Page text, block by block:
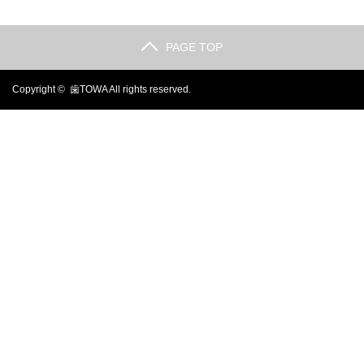
PAGE TOP
Copyright © 歯TOWAAll rights reserved.